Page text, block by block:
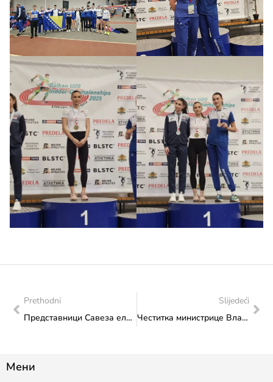
Prethodni
Представници Савеза електронских спортова Федерације БиХ у посјету Министарству: Презентоване могућности е-спорта те активности и планови Савеза
Slijedeći
Честитка министрице Влаисављевић бх. џудо репрезентативцу Тонију Милетићу за освојено злато на Европа Опену у Љубљани
Мени